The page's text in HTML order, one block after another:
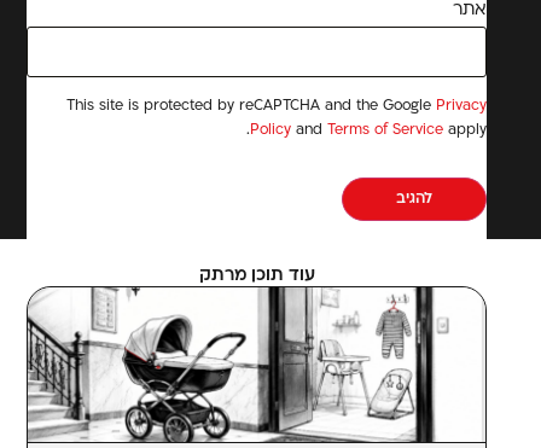
אתר
This site is protected by reCAPTCHA and the Google Privacy
Policy and Terms of Service apply.
עוד תוכן מרתק